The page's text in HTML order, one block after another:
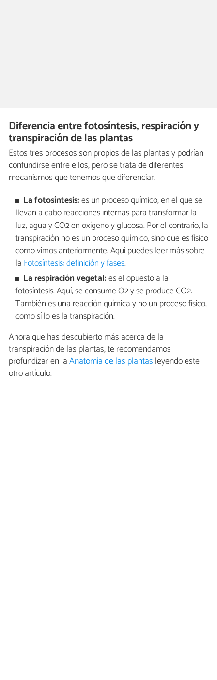
Diferencia entre fotosíntesis, respiración y
transpiración de las plantas
Estos tres procesos son propios de las plantas y podrían
confundirse entre ellos, pero se trata de diferentes
mecanismos que tenemos que diferenciar.
La fotosíntesis:es un proceso químico, en el que se
llevan a cabo reacciones internas para transformar la
luz, agua y CO2 en oxígeno y glucosa. Por el contrario, la
transpiración no es un proceso químico, sino que es físico
como vimos anteriormente. Aquí puedes leer más sobre
la Fotosíntesis: definición y fases.
La respiración vegetal:es el opuesto a la
fotosíntesis. Aquí, se consume O2 y se produce CO2.
También es una reacción química y no un proceso físico,
como sí lo es la transpiración.
Ahora que has descubierto más acerca de la
transpiración de las plantas, te recomendamos
profundizar en laAnatomía de las plantas leyendo este
otro artículo.